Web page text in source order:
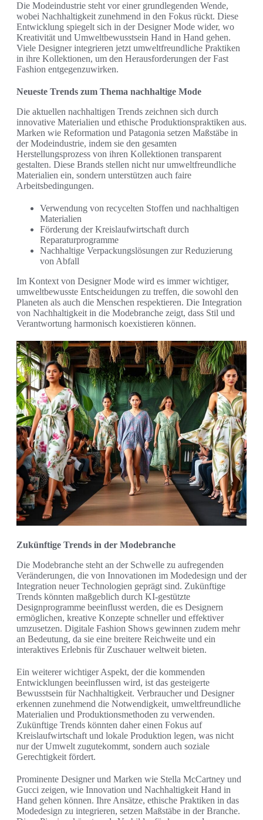
Die Modeindustrie steht vor einer grundlegenden Wende,
wobei Nachhaltigkeit zunehmend in den Fokus rückt. Diese
Entwicklung spiegelt sich in der Designer Mode wider, wo
Kreativität und Umweltbewusstsein Hand in Hand gehen.
Viele Designer integrieren jetzt umweltfreundliche Praktiken
in ihre Kollektionen, um den Herausforderungen der Fast
Fashion entgegenzuwirken.
Neueste Trends zum Thema nachhaltige Mode
Die aktuellen nachhaltigen Trends zeichnen sich durch
innovative Materialien und ethische Produktionspraktiken aus.
Marken wie Reformation und Patagonia setzen Maßstäbe in
der Modeindustrie, indem sie den gesamten
Herstellungsprozess von ihren Kollektionen transparent
gestalten. Diese Brands stellen nicht nur umweltfreundliche
Materialien ein, sondern unterstützen auch faire
Arbeitsbedingungen.
Verwendung von recycelten Stoffen und nachhaltigen
Materialien
Förderung der Kreislaufwirtschaft durch
Reparaturprogramme
Nachhaltige Verpackungslösungen zur Reduzierung
von Abfall
Im Kontext von Designer Mode wird es immer wichtiger,
umweltbewusste Entscheidungen zu treffen, die sowohl den
Planeten als auch die Menschen respektieren. Die Integration
von Nachhaltigkeit in die Modebranche zeigt, dass Stil und
Verantwortung harmonisch koexistieren können.
Zukünftige Trends in der Modebranche
Die Modebranche steht an der Schwelle zu aufregenden
Veränderungen, die von Innovationen im Modedesign und der
Integration neuer Technologien geprägt sind. Zukünftige
Trends könnten maßgeblich durch KI-gestützte
Designprogramme beeinflusst werden, die es Designern
ermöglichen, kreative Konzepte schneller und effektiver
umzusetzen. Digitale Fashion Shows gewinnen zudem mehr
an Bedeutung, da sie eine breitere Reichweite und ein
interaktives Erlebnis für Zuschauer weltweit bieten.
Ein weiterer wichtiger Aspekt, der die kommenden
Entwicklungen beeinflussen wird, ist das gesteigerte
Bewusstsein für Nachhaltigkeit. Verbraucher und Designer
erkennen zunehmend die Notwendigkeit, umweltfreundliche
Materialien und Produktionsmethoden zu verwenden.
Zukünftige Trends könnten daher einen Fokus auf
Kreislaufwirtschaft und lokale Produktion legen, was nicht
nur der Umwelt zugutekommt, sondern auch soziale
Gerechtigkeit fördert.
Prominente Designer und Marken wie Stella McCartney und
Gucci zeigen, wie Innovation und Nachhaltigkeit Hand in
Hand gehen können. Ihre Ansätze, ethische Praktiken in das
Modedesign zu integrieren, setzen Maßstäbe in der Branche.